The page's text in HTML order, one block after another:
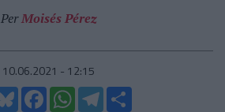
PerMoisés Pérez
10.06.2021 - 12:15
BlueskyFacebookWhatsAppTelegram